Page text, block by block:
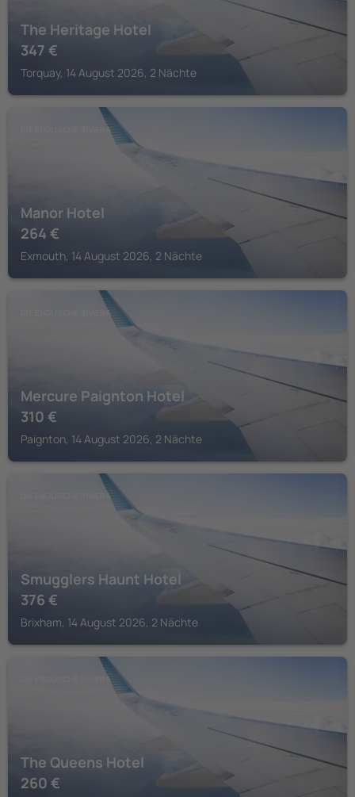
The Heritage Hotel
347 €
Torquay, 14 August 2026, 2 Nächte
DIE ENGLISCHE RIVIERA
Manor Hotel
264 €
Exmouth, 14 August 2026, 2 Nächte
DIE ENGLISCHE RIVIERA
Mercure Paignton Hotel
310 €
Paignton, 14 August 2026, 2 Nächte
DIE ENGLISCHE RIVIERA
Smugglers Haunt Hotel
376 €
Brixham, 14 August 2026, 2 Nächte
DIE ENGLISCHE RIVIERA
The Queens Hotel
260 €